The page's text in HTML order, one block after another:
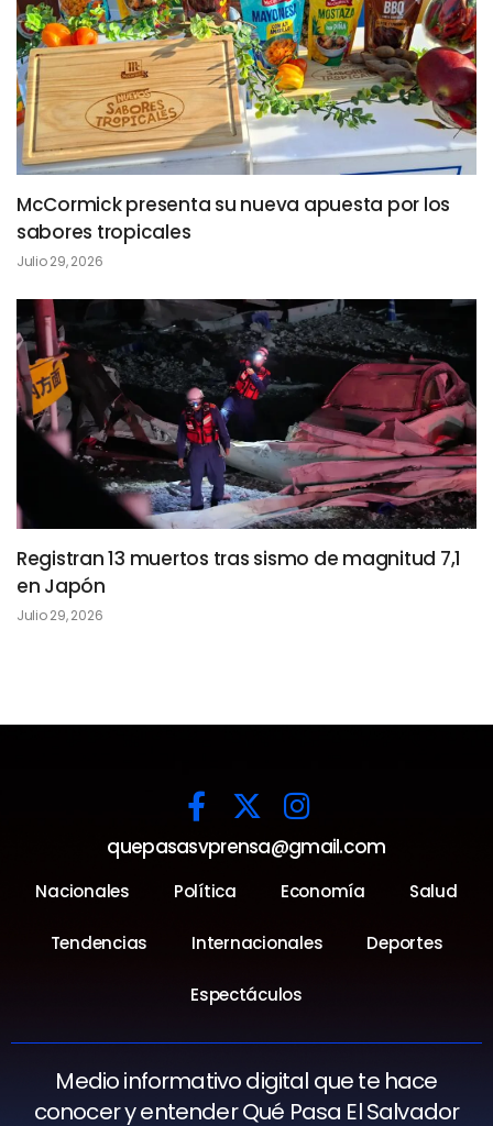
McCormick presenta su nueva apuesta por los
sabores tropicales
Julio 29, 2026
Registran 13 muertos tras sismo de magnitud 7,1
en Japón
Julio 29, 2026
quepasasvprensa@gmail.com
Nacionales Política Economía Salud
Tendencias Internacionales Deportes
Espectáculos
Medio informativo digital que te hace
conocer y entender Qué Pasa El Salvador